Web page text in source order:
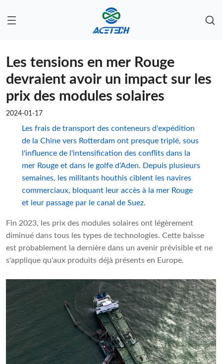
Les tensions en mer Rouge
devraient avoir un impact sur les
prix des modules solaires
2024-01-17
Les frais de transport des conteneurs d'expédition
de la Chine vers Rotterdam ont presque triplé, sous
l'influence de l'intensification des conflits dans la
mer Rouge et dans le golfe d'Aden. Depuis plusieurs
semaines, les militants houthis ciblent les navires
commerciaux, bloquant leur accès à la mer Rouge
et leur passage par le canal de Suez.
Fin 2023, les prix des modules solaires ont légèrement
diminué dans tous les types de technologies. Cette baisse
est probablement la dernière dans un avenir prévisible et ne
s'applique qu'aux produits déjà présents en Europe.